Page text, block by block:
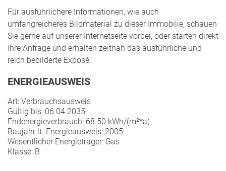
Für ausführlichere Informationen, wie auch
umfangreicheres Bildmaterial zu dieser Immobilie, schauen
Sie gerne auf unserer Internetseite vorbei, oder starten direkt
Ihre Anfrage und erhalten zeitnah das ausführliche und
reich bebilderte Exposé.
ENERGIEAUSWEIS
Art: Verbrauchsausweis
Gültig bis: 06.04.2035
Endenergieverbrauch: 68.50 kWh/(m²*a)
Baujahr lt. Energieausweis: 2005
Wesentlicher Energieträger: Gas
Klasse: B